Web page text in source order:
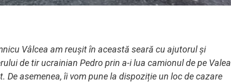
Vâlcea am reușit în această seară cu ajutorul și
de tir ucrainian Pedro prin a-i lua camionul de pe Valea
asemenea, îi vom pune la dispoziție un loc de cazare